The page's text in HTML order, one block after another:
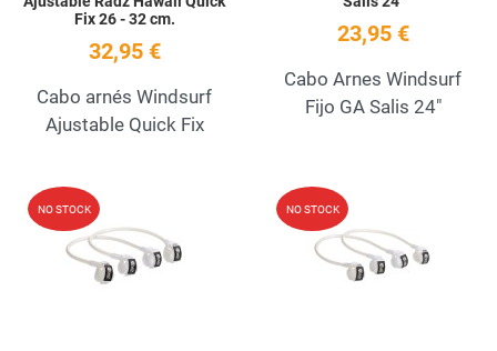
Fix 26 - 32 cm.
32,95 €
Cabo arnés Windsurf
Ajustable Quick Fix
23,95 €
Cabo Arnes Windsurf
Fijo GA Salis 24"
NO STOCK Add to Wishlist
Quick View
NO STOCK